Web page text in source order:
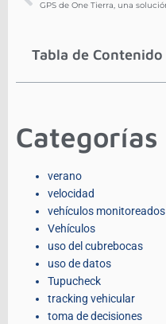
Tabla de Contenido
Categorías
verano
velocidad
vehículos monitoreados
Vehículos
uso del cubrebocas
uso de datos
Tupucheck
tracking vehicular
toma de decisiones